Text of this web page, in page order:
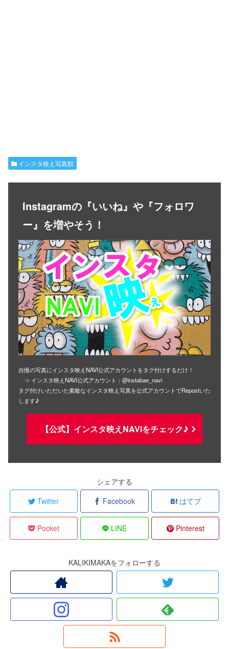
インスタ映え写真館
Instagramの『いいね』や『フォロワ
ー』を増やそう！
自慢の写真にインスタ映えNAVI公式アカウントをタグ付けするだけ！
⇒ インスタ映えNAVI公式アカウント：@instabae_navi
タグ付けいただいた素敵なインスタ映え写真を公式アカウントでRepostいた
します♪
【公式】インスタ映えNAVIをチェック♪
シェアする
Twitter
Facebook はてブ
Pocket LINE Pinterest
KALIKIMAKAをフォローする